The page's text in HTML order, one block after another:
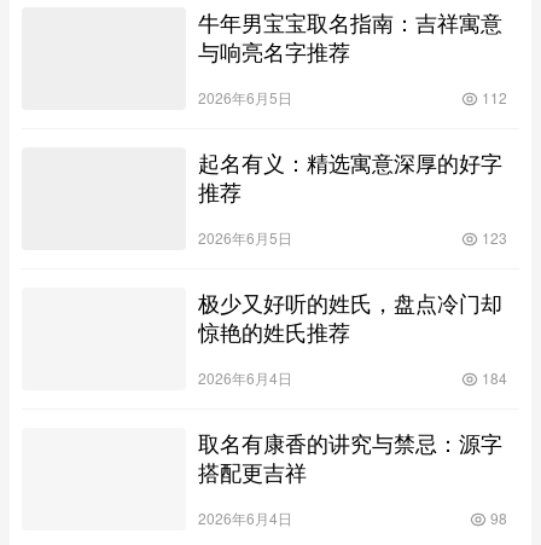
牛年男宝宝取名指南：吉祥寓意
与响亮名字推荐
2026年6月5日 112
起名有义：精选寓意深厚的好字
推荐
2026年6月5日 123
极少又好听的姓氏，盘点冷门却
惊艳的姓氏推荐
2026年6月4日 184
取名有康香的讲究与禁忌：源字
搭配更吉祥
2026年6月4日 98